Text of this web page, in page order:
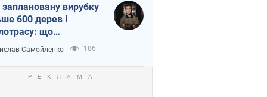
вирубку
600 дерев і
що
на Теремках
Самойленко 186